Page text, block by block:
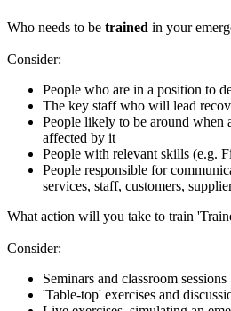
Who needs to be trained in your
Consider:
People who are in a position to
The key staff who will lead
People likely to be around when
affected by it
People with relevant skills (e.g.
People responsible for
services, staff, customers,
What action will you take to train
Consider:
Seminars and classroom sessions
'Table-top' exercises and